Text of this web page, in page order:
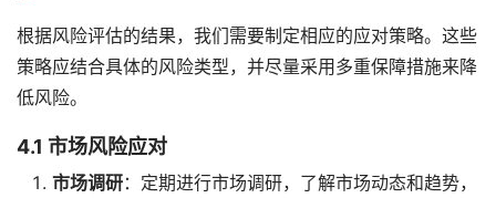
根据风险评估的结果，我们需要制定相应的应对策略。这些
策略应结合具体的风险类型，并尽量采用多重保障措施来降
低风险。
4.1 市场风险应对
市场调研：定期进行市场调研，了解市场动态和趋势，